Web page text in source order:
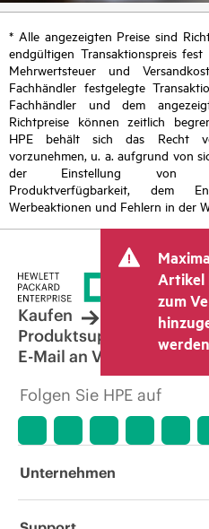
* Alle angezeigten Preise sind
endgültigen Transaktionspreis
Mehrwertsteuer und
Fachhändler festgelegte
Fachhändler und dem
Richtpreise können zeitlich
HPE behält sich das Recht
vorzunehmen, u. a. aufgrund von
der Einstellung von
Produktverfügbarkeit, dem
Werbeaktionen und Fehlern in der
Artikel
zum
Kaufen
Produktsupport
E-Mail an Vertrieb
Folgen Sie HPE auf
Unternehmen